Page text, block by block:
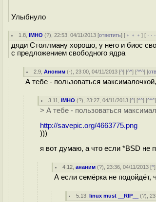
Улыбнуло
1.8 ,IMHO (?), 22:53, 04/11/2013 [ответить] [ ﹢﹢﹢] [ · ·
дяди Столлману хорошо, у него и биос
с предложением свободного ядра
2.9 ,Аноним (-), 23:00, 04/11/2013 [^] [^^] [^^^] [
А тебе - пользоваться
3.11 ,IMHO (?), 23:27, 04/11/2013 [^] [^^] [^^^
> А тебе - пользоваться
http://savepic.org/4663775.png
)))
я вот думаю, а что если *BSD не
4.12 ,ананим (?), 23:36, 04/11/2013 [^
А если семёрка не подойдёт,
5.13 ,linux must __RIP__ (?),